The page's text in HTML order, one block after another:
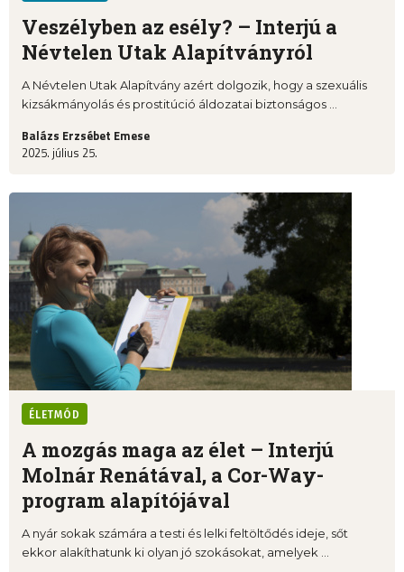
Veszélyben az esély? – Interjú a
Névtelen Utak Alapítványról
A Névtelen Utak Alapítvány azért dolgozik, hogy a szexuális
kizsákmányolás és prostitúció áldozatai biztonságos ...
Balázs Erzsébet Emese
2025. július 25.
ÉLETMÓD
A mozgás maga az élet – Interjú
Molnár Renátával, a Cor-Way-
program alapítójával
A nyár sokak számára a testi és lelki feltöltődés ideje, sőt
ekkor alakíthatunk ki olyan jó szokásokat, amelyek ...